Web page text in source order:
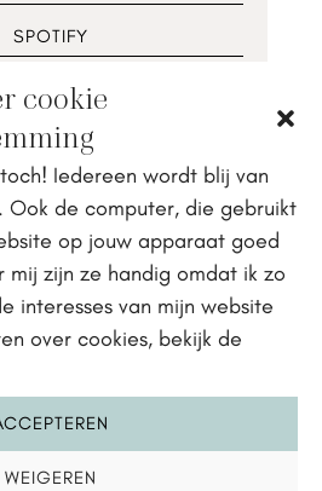
cookie
Iedereen wordt blij van
de computer, die gebruikt
op jouw apparaat goed
zijn ze handig omdat ik zo
interesses van mijn website
over cookies, bekijk de
WEIGEREN
SPOTIFY
YOUTUBE
RECEPTEN
LEZEN
vind je
wat?